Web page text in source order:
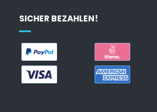
SICHER BEZAHLEN!